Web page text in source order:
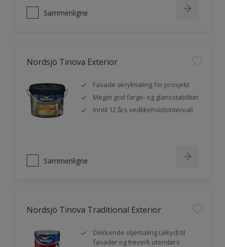
Sammenligne
Nordsjö Tinova Exterior
Fasade akrylmaling for prosjekt
Meget god farge- og glansstabilitet
Inntil 12 års vedlikeholdsintervall
Sammenligne
Nordsjö Tinova Traditional Exterior
Dekkende oljemaling (alkyd) til
fasader og treverk utendørs